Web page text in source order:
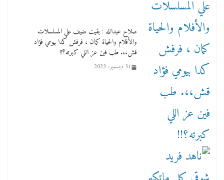
صلاح عبدالله : بقيت ضيف علي المسلسلات
والأفلام والحياة كمان ، فرفش كدا بيومي فؤاد
قش،،. طب فين عز اللي كبرته؟!!
31 ديسمبر، 2023